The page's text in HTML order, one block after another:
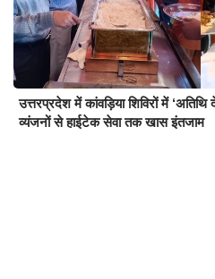
उत्तरप्रदेश में कांवड़िया शिविरों में
व्यंजनों से हाईटेक सेवा तक खास इंतजाम